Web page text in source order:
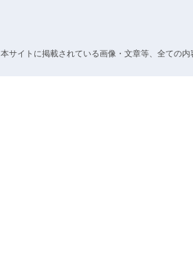
本サイトに掲載されている画像・文章等、全ての